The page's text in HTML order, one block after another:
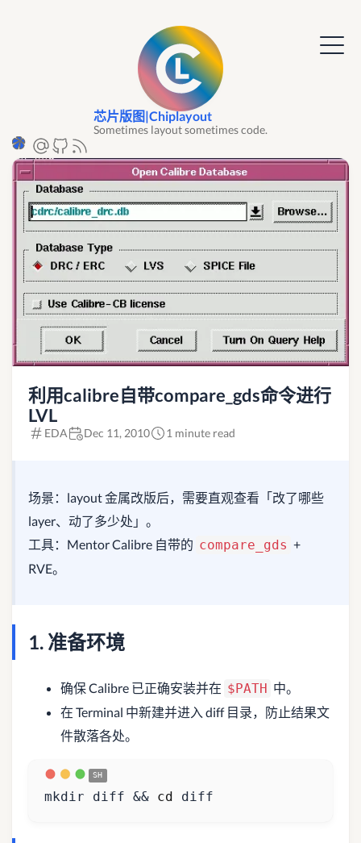
芯片版图|Chiplayout
Sometimes layout sometimes code.
利用calibre自带compare_gds命令进行
LVL
EDA Dec 11, 2010 1 minute read
场景：layout 金属改版后，需要直观查看「改了哪些
layer、动了多少处」。
工具：Mentor Calibre 自带的 compare_gds +
RVE。
1. 准备环境
确保 Calibre 已正确安装并在 $PATH 中。
在 Terminal 中新建并进入 diff 目录，防止结果文
件散落各处。
mkdir diff && cd diff